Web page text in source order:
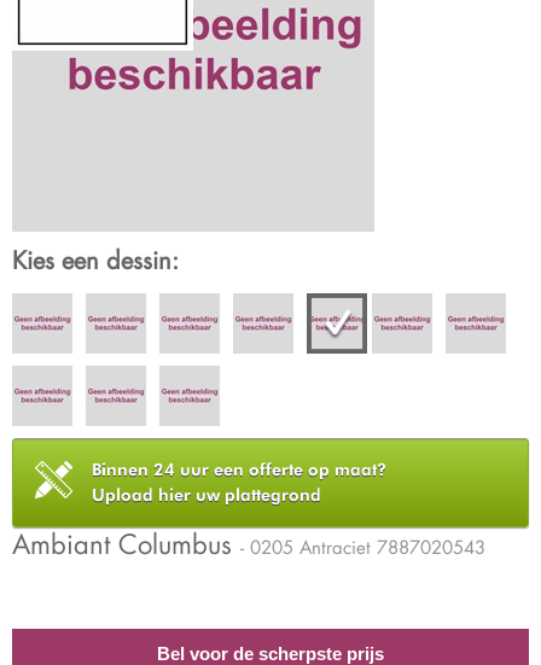
Kies een dessin:
Binnen 24 uur een offerte op maat?
Upload hier uw plattegrond
Ambiant Columbus - 0205 Antraciet 7887020543
Bel voor de scherpste prijs